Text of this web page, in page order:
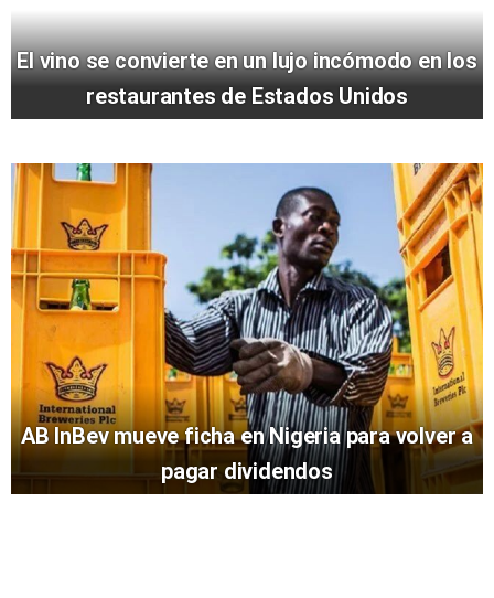
El vino se convierte en un lujo incómodo en los
restaurantes de Estados Unidos
AB InBev mueve ficha en Nigeria para volver a
pagar dividendos